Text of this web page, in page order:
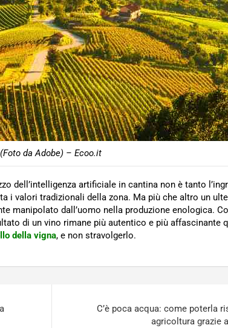
da Adobe) – Ecoo.it
dell’intelligenza artificiale in cantina non è tanto
i valori tradizionali della zona. Ma più che altro un
manipolato dall’uomo nella produzione enologica.
di un vino rimane più autentico e più affascinante
della vigna, e non stravolgerlo.
C’è poca acqua: come poterla
agricoltura grazie